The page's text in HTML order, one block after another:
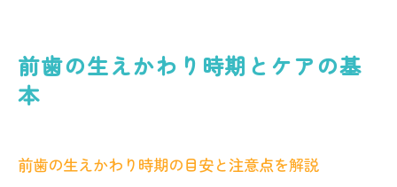
前歯の生えかわりが及ぼす将来の歯並びへ
ック
前歯の生えかわり時期とケアの基
本
前歯の生えかわり時期の目安と注意点を解説